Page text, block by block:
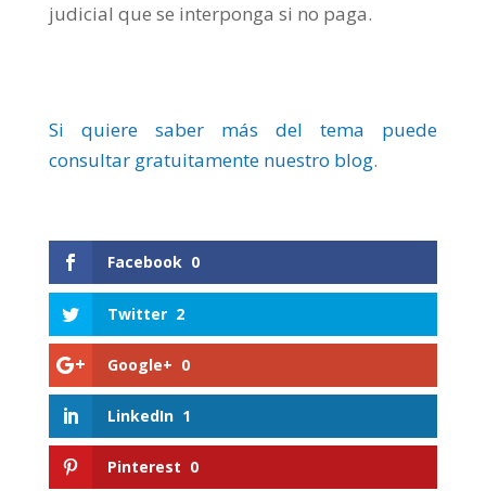
judicial que se interponga si no paga.
Si quiere saber más del tema puede
consultar gratuitamente nuestro blog.
Facebook 0
Twitter 2
Google+ 0
LinkedIn 1
Pinterest 0